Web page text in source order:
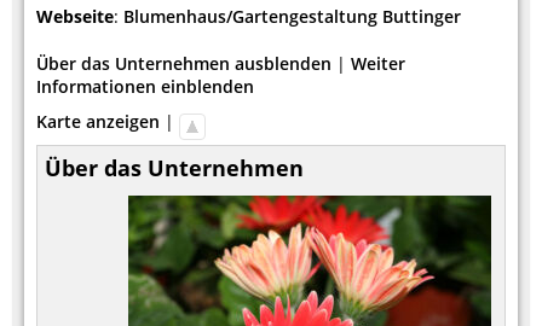
Webseite: Blumenhaus/Gartengestaltung Buttinger
Über das Unternehmen ausblenden | Weiter
Informationen einblenden
Karte anzeigen |
Über das Unternehmen